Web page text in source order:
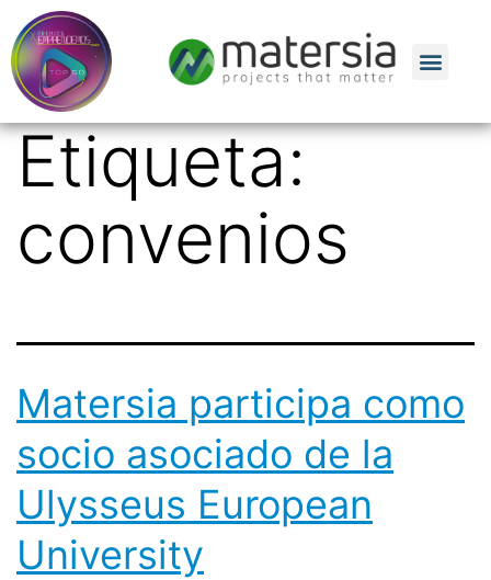
Etiqueta:
convenios
Matersia participa como
socio asociado de la
Ulysseus European
University